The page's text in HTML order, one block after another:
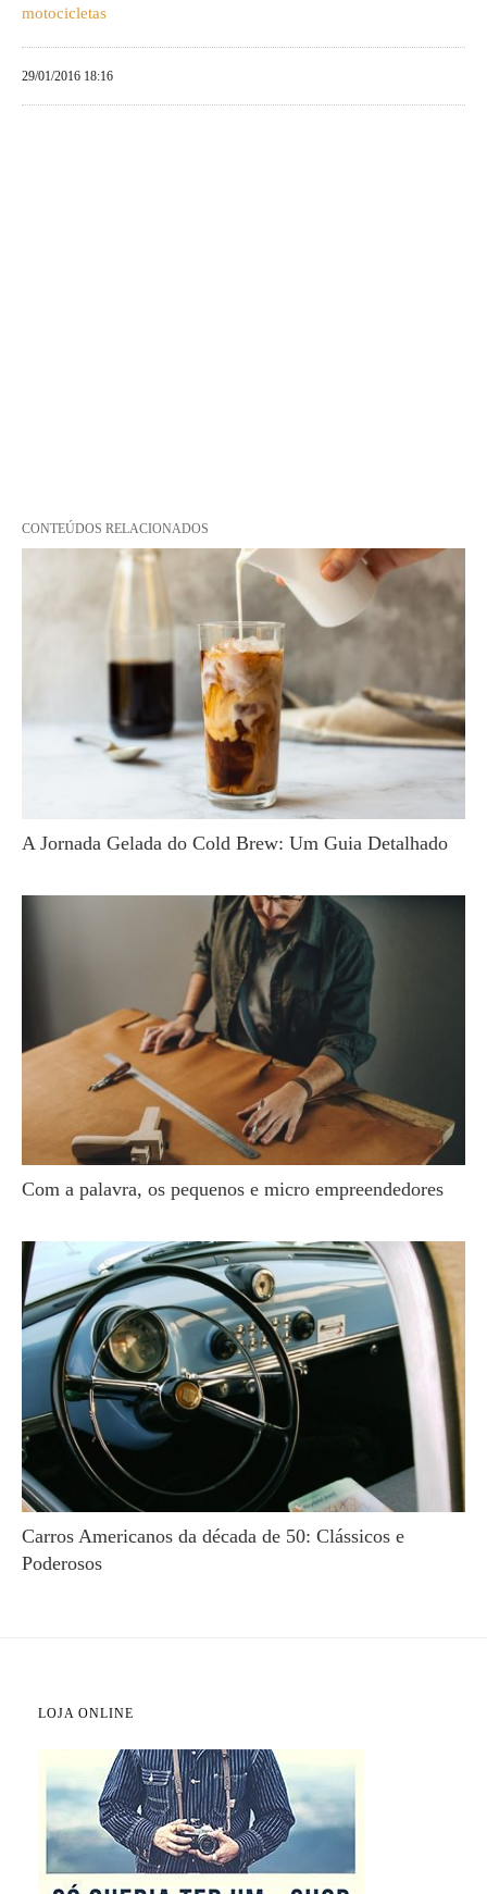
motocicletas
29/01/2016 18:16
CONTEÚDOS RELACIONADOS
A Jornada Gelada do Cold Brew: Um Guia Detalhado
Com a palavra, os pequenos e micro empreendedores
Carros Americanos da década de 50: Clássicos e
Poderosos
LOJA ONLINE